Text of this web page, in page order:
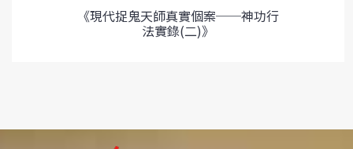
《現代捉鬼天師真實個案──神功行
法實錄(二)》